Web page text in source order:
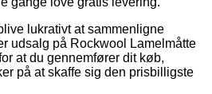
lukrativt at sammenligne
udsalg på Rockwool Lamelmåtte
at du gennemfører dit køb,
på at skaffe sig den prisbilligste